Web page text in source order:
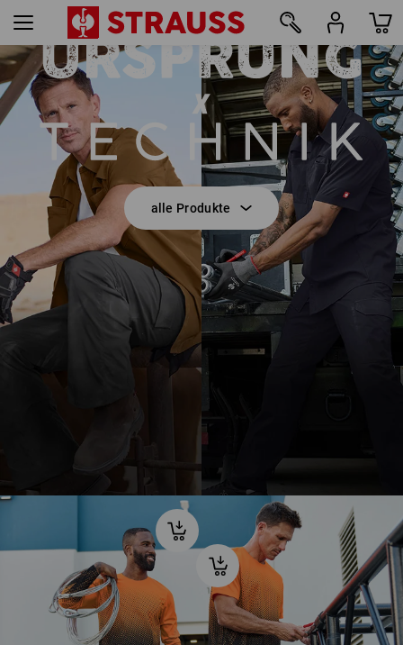
E.S.T:AKTIK
alle Produkte